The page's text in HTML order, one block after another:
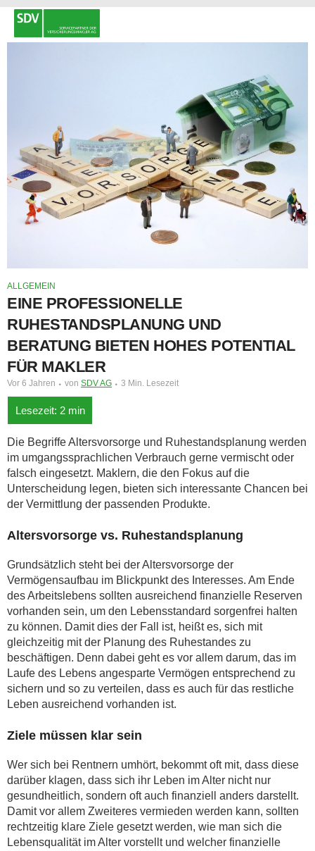
ALLGEMEIN
EINE PROFESSIONELLE
RUHESTANDSPLANUNG UND
BERATUNG BIETEN HOHES POTENTIAL
FÜR MAKLER
Vor 6 Jahren von SDV AG 3 Min. Lesezeit
Die Begriffe Altersvorsorge und Ruhestandsplanung werden
im umgangssprachlichen Verbrauch gerne vermischt oder
falsch eingesetzt. Maklern, die den Fokus auf die
Unterscheidung legen, bieten sich interessante Chancen bei
der Vermittlung der passenden Produkte.
Altersvorsorge vs. Ruhestandsplanung
Grundsätzlich steht bei der Altersvorsorge der
Vermögensaufbau im Blickpunkt des Interesses. Am Ende
des Arbeitslebens sollten ausreichend finanzielle Reserven
vorhanden sein, um den Lebensstandard sorgenfrei halten
zu können. Damit dies der Fall ist, heißt es, sich mit
gleichzeitig mit der Planung des Ruhestandes zu
beschäftigen. Denn dabei geht es vor allem darum, das im
Laufe des Lebens angesparte Vermögen entsprechend zu
sichern und so zu verteilen, dass es auch für das restliche
Leben ausreichend vorhanden ist.
Ziele müssen klar sein
Wer sich bei Rentnern umhört, bekommt oft mit, dass diese
darüber klagen, dass sich ihr Leben im Alter nicht nur
gesundheitlich, sondern oft auch finanziell anders darstellt.
Damit vor allem Zweiteres vermieden werden kann, sollten
rechtzeitig klare Ziele gesetzt werden, wie man sich die
Lebensqualität im Alter vorstellt und welcher finanzielle